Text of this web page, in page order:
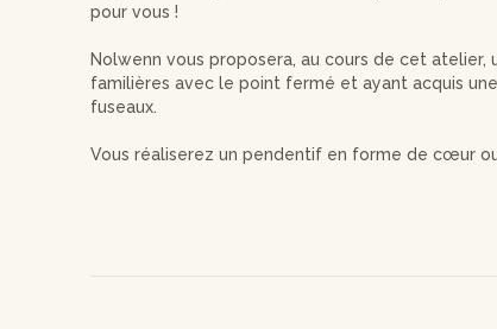
pour vous !
Nolwenn vous proposera, au cours de cet
familières avec le point fermé et ayant acquis
fuseaux.
Vous réaliserez un pendentif en forme de cœur